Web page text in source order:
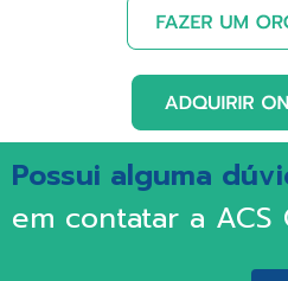
Possui alguma
em contatar a ACS